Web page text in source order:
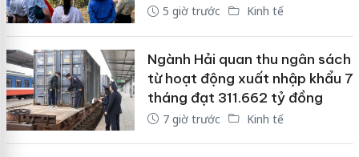
5 giờ trước Kinh tế
Ngành Hải quan thu ngân sách
từ hoạt động xuất nhập khẩu 7
tháng đạt 311.662 tỷ đồng
7 giờ trước Kinh tế